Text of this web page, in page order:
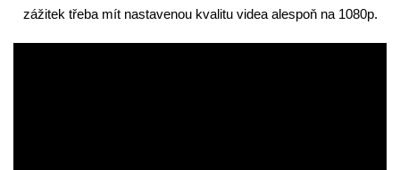
zážitek třeba mít nastavenou kvalitu videa alespoň na 1080p.